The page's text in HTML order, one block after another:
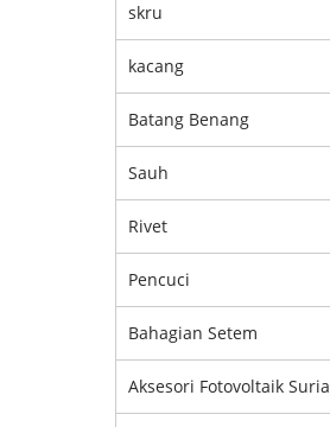
skru
kacang
Batang Benang
Sauh
Rivet
Pencuci
Bahagian Setem
Aksesori Fotovoltaik Suria